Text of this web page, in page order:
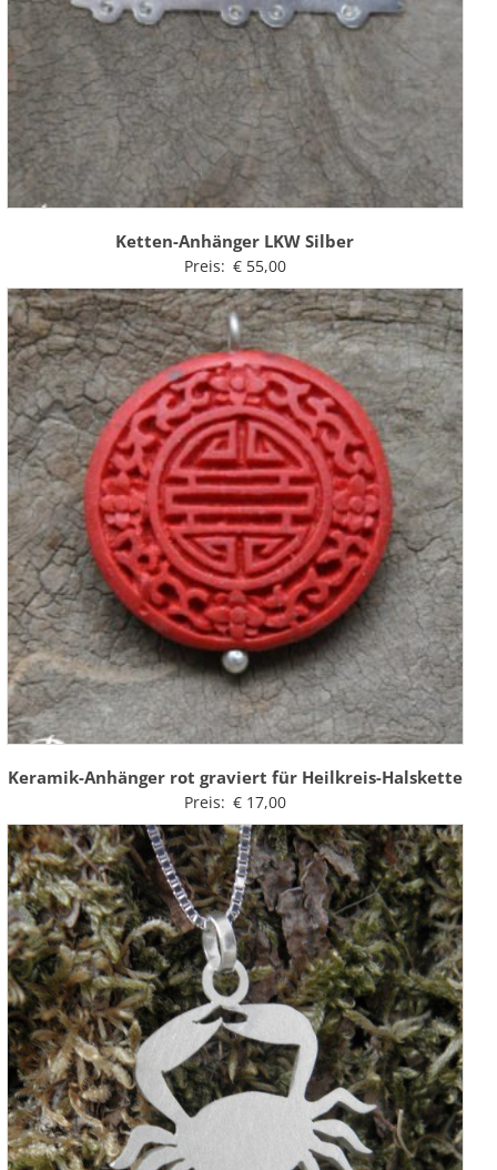
Ketten-Anhänger LKW Silber
Preis: €55,00
Keramik-Anhänger rot graviert für Heilkreis-Halskette
Preis: €17,00